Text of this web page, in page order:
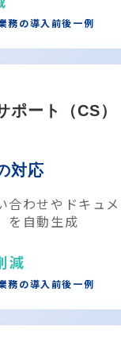
務の導入前後一例
ポート（CS）
対応
合わせやドキュ
を自動生成
減
務の導入前後一例